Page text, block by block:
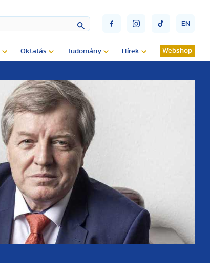
EN
Oktatás Tudomány Hírek Webshop